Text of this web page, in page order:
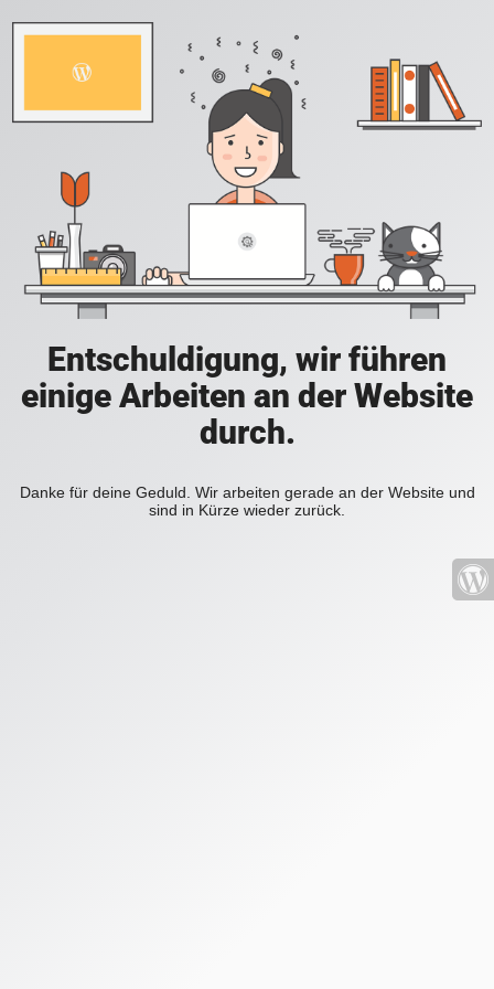
Entschuldigung, wir führen
einige Arbeiten an der Website
durch.
Danke für deine Geduld. Wir arbeiten gerade an der Website und
sind in Kürze wieder zurück.